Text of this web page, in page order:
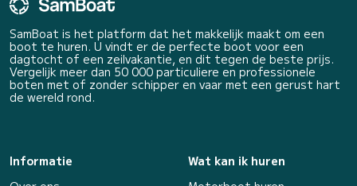
SamBoat is het platform dat het makkelijk maakt om een
boot te huren. U vindt er de perfecte boot voor een
dagtocht of een zeilvakantie, en dit tegen de beste prijs.
Vergelijk meer dan 50 000 particuliere en professionele
boten met of zonder schipper en vaar met een gerust hart
de wereld rond.
Informatie
Wat kan ik huren